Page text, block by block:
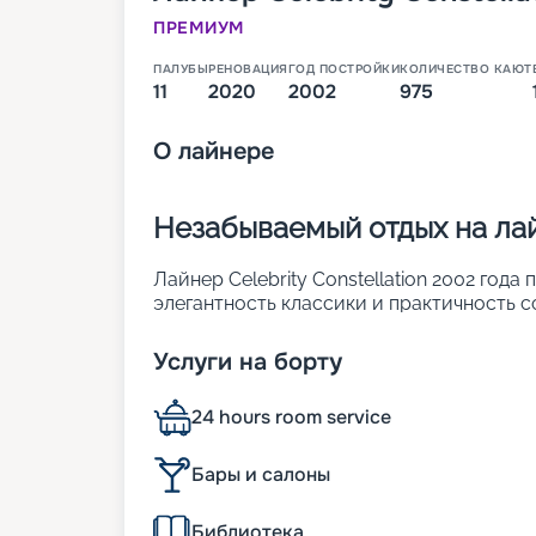
ПРЕМИУМ
ПАЛУБЫ
11
РЕНОВАЦИЯ
2020
ГОД ПОСТРОЙКИ
2002
КОЛИЧЕСТВО КАЮТ
975
О лайнере
Незабываемый отдых на
Лайнер Celebrity Constellation 2002 года
элегантность классики и
кают, в которых могут расположиться
особенностями лайнера являются его
интересные шоу. Кроме того, на
• SPA-центр с услугами высокого
• специальный центр с доступом к
• стильные каюты, оснащенные всем
Кроме перечисленного, лайнер
Услуги на борту
24 hours room service
Бары и салоны